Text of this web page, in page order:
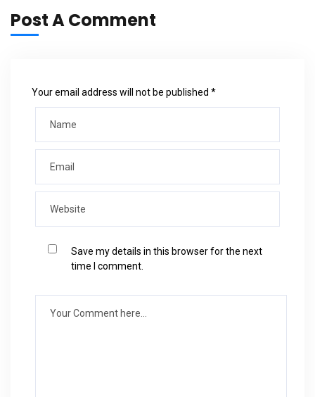
Post A Comment
Your email address will not be published *
Save my details in this browser for the next
time I comment.